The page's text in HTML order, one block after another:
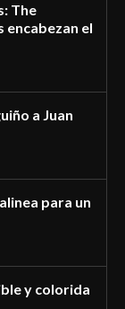
The
el
a Juan
para un
y colorida